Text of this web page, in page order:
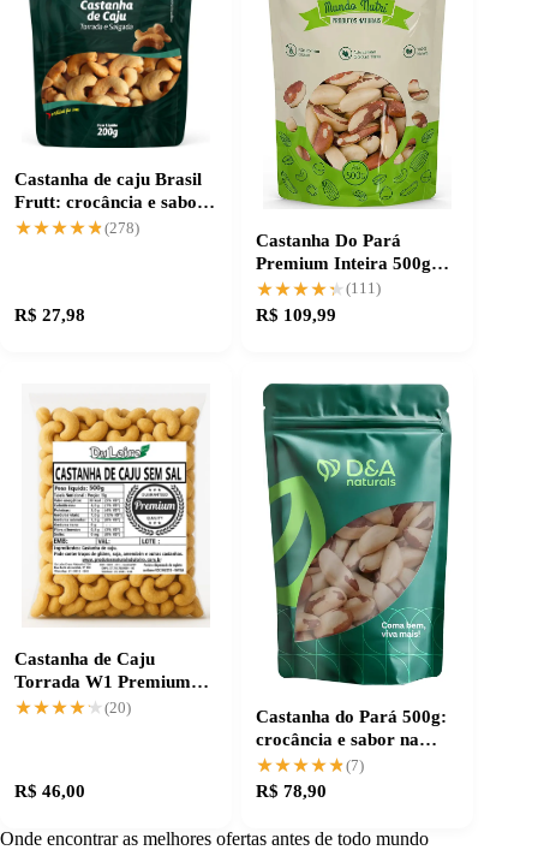
Castanha de caju Brasil
Frutt: crocância e sabor
irresistível
★★★★★
★★★★★ (278)
R$ 27,98
Castanha Do Pará
Premium Inteira 500g
com qualidade garantida
★★★★★
★★★★★(111)
R$ 109,99
Castanha de Caju
Torrada W1 Premium
sem sal, crocância
★★★★★
★★★★★ (20)
R$ 46,00
Castanha do Pará 500g:
crocância e sabor na
medida certa
★★★★★
★★★★★(7)
R$ 78,90
Onde encontrar as melhores ofertas antes de todo mundo